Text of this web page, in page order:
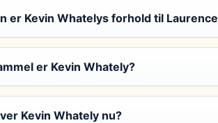
er Kevin Whatelys forhold til
er Kevin Whately?
Kevin Whately nu?